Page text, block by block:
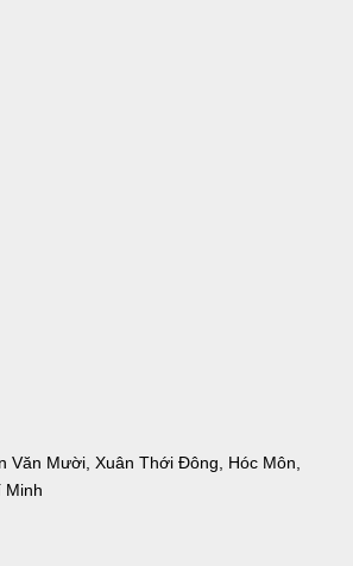
Văn Mười, Xuân Thới Đông, Hóc Môn,
Minh